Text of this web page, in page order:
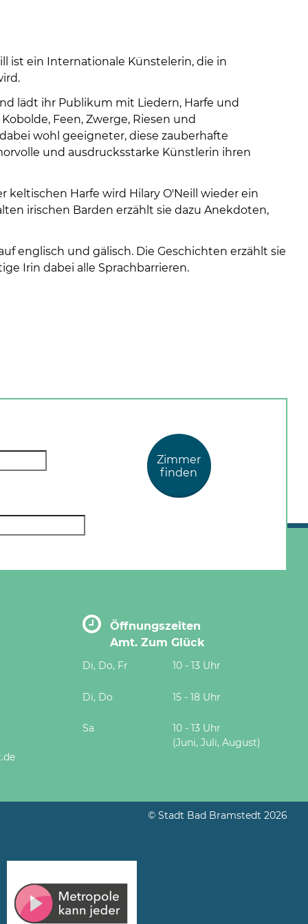
ist ein Internationale Künstelerin, die in
lädt ihr Publikum mit Liedern, Harfe und
Feen, Zwerge, Riesen und
wohl geeigneter, diese zauberhafte
und ausdrucksstarke Künstlerin ihren
Harfe wird Hilary O'Neill wieder ein
irischen Barden erzählt sie dazu Anekdoten,
englisch und gälisch. Die Geschichten erzählt sie
Irin dabei alle Sprachbarrieren.
Zimmer
finden
Öffnungszeiten
Amt. Zum Glück
Di, Do, Fr 10 - 13 Uhr
Di, Do 15 - 18 Uhr
Sa
10 - 13 Uhr
(Juni, Juli, August)
© Stadt Bad Bramstedt 2026